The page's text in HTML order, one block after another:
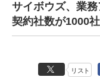
サイボウズ、業
契約社数が1000
リスト